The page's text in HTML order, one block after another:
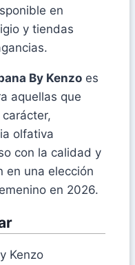
en
y tiendas
By Kenzo es
aquellas que
olfativa
con la calidad y
en una elección
en 2026.